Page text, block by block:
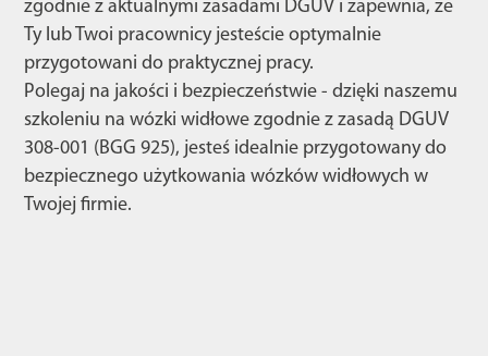
zgodnie z aktualnymi zasadami DGUV i zapewnia, że
Ty lub Twoi pracownicy jesteście optymalnie
przygotowani do praktycznej pracy.
Polegaj na jakości i bezpieczeństwie - dzięki naszemu
szkoleniu na wózki widłowe zgodnie z zasadą DGUV
308-001 (BGG 925), jesteś idealnie przygotowany do
bezpiecznego użytkowania wózków widłowych w
Twojej firmie.